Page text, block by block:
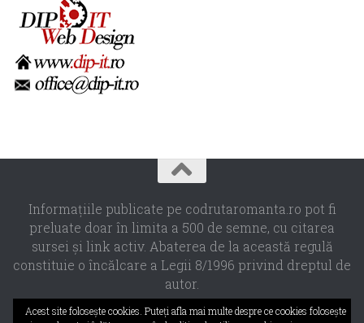
Informaţiile publicate pe codrutaromanta.ro pot fi
preluate doar în limita a 500 de semne, cu citarea
sursei şi link activ. Abaterea de la această regulă
constituie o încălcare a Legii 8/1996 privind dreptul de
autor.
Propulsat de - Designed with theHueman theme
Acest site foloseşte cookies. Puteţi afla mai multe despre ce cookies foloseşte